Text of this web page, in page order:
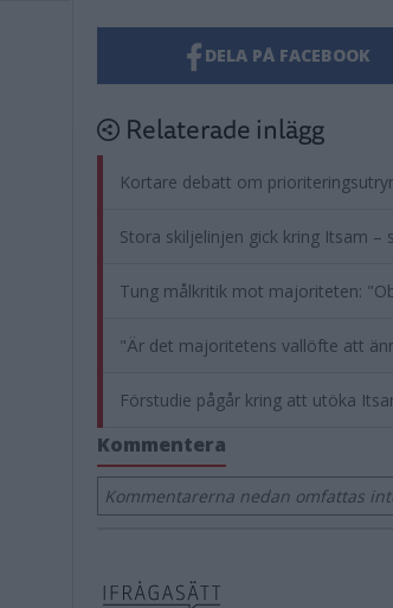
DELA PÅ FACEBOOK
Relaterade inlägg
Kortare debatt om
Stora skiljelinjen gick kring Itsam
Tung målkritik mot majoriteten:
"Är det majoritetens vallöfte att
Förstudie pågår kring att utöka
Kommentera
Kommentarerna nedan omfattas